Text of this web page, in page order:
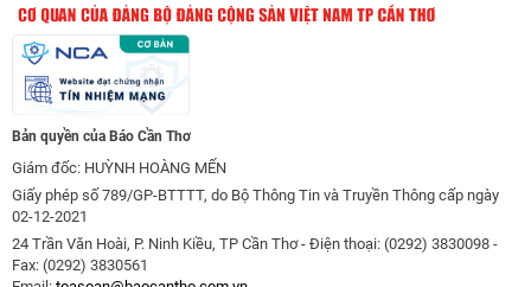
Bản quyền của Báo Cần Thơ
Giám đốc: HUỲNH HOÀNG MẾN
Giấy phép số 789/GP-BTTTT, do Bộ Thông Tin và Truyền Thông cấp ngày
02-12-2021
24 Trần Văn Hoài, P. Ninh Kiều, TP Cần Thơ - Điện thoại: (0292) 3830098 -
Fax: (0292) 3830561